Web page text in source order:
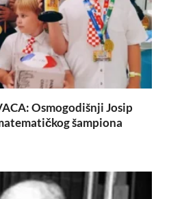
Osmogodišnji Josip
šampiona